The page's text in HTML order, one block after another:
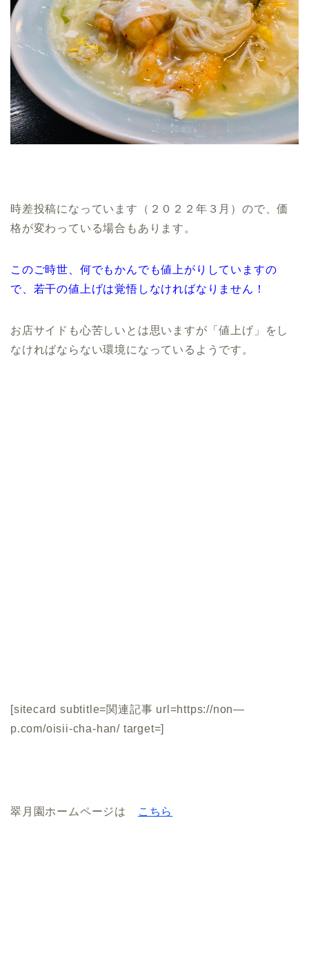
時差投稿になっています（２０２２年３月）ので、価
格が変わっている場合もあります。
このご時世、何でもかんでも値上がりしていますの
で、若干の値上げは覚悟しなければなりません！
お店サイドも心苦しいとは思いますが「値上げ」をし
なければならない環境になっているようです。
[sitecard subtitle=関連記事 url=https://non—
p.com/oisii-cha-han/ target=]
翠月園ホームページは こちら